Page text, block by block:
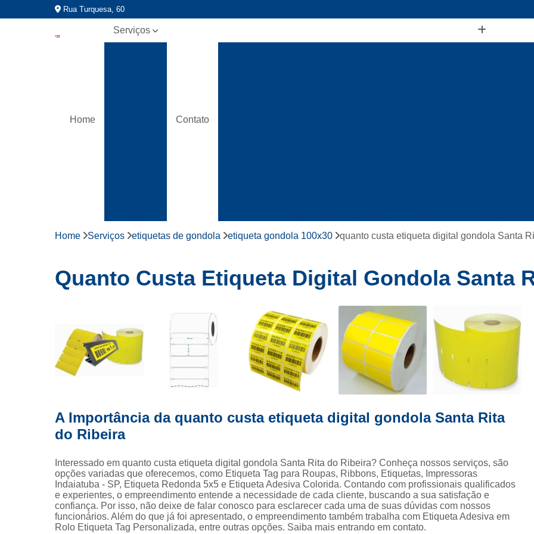
Rua Turquesa, 60
Home
Serviços
Fitas
Ribbons
de cera
Rótulo
Contato
Etiquetas Coloridas para Identificação
Etiqueta de
Etiqueta Digital Gondola
Etiqueta Gondola Etiqueta
Etiqueta Adesiva Redonda
Etiqueta Adesiva Redonda 5 Cm
Etiqueta Adesiva Redonda Transparente
Etiqueta Dourada Redonda
Etiqueta Redonda Adesiva
Etiqueta Redonda Azul
Etiqueta Redonda Personalizada
Etiqueta Redonda
Etiqueta Tag
Etiqueta Tag Adesiva
Etiqueta Tag Personalizada
Tag de Etiqueta Tag Etiqueta
Fita
Fita Gomada de Papel
Fita Gomada Kraft Fita Gomada
Fita Kraft Gomada
Rolo de Fita Gomada Fita Ribbon Cera
Ribbon Cera
Ribbon Cera 110 X 74 Ribbon Cera 110x74
Ribbon Cera Preto
Ribbon de Cera Etiqueta Adesiva em Rolo
Home Serviços etiquetas de gondola etiqueta gondola 100x30 quanto custa etiqueta digital gondola Santa
Quanto Custa Etiqueta Digital Gondola Santa
A Importância da quanto custa etiqueta digital gondola Santa Rita
do Ribeira
Interessado em quanto custa etiqueta digital gondola Santa Rita do Ribeira? Conheça nossos serviços, são
opções variadas que oferecemos, como Etiqueta Tag para Roupas, Ribbons, Etiquetas, Impressoras
Indaiatuba - SP, Etiqueta Redonda 5x5 e Etiqueta Adesiva Colorida. Contando com profissionais qualificados
e experientes, o empreendimento entende a necessidade de cada cliente, buscando a sua satisfação e
confiança. Por isso, não deixe de falar conosco para esclarecer cada uma de suas dúvidas com nossos
funcionários. Além do que já foi apresentado, o empreendimento também trabalha com Etiqueta Adesiva em
Rolo Etiqueta Tag Personalizada, entre outras opções. Saiba mais entrando em contato.